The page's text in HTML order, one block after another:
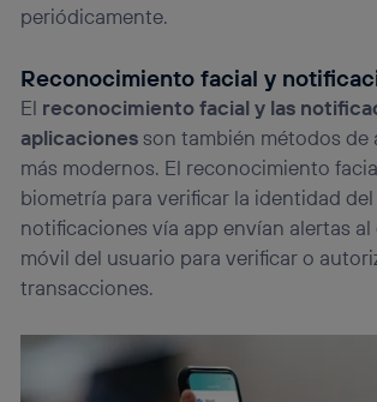
periódicamente.
Reconocimiento facial y
El reconocimiento facial y las
aplicacionesson también métodos
más modernos. El reconocimiento
biometría para verificar la identidad del
notificaciones vía app envían alertas
móvil del usuario para verificar o
transacciones.